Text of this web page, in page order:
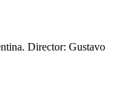
Director: Gustavo